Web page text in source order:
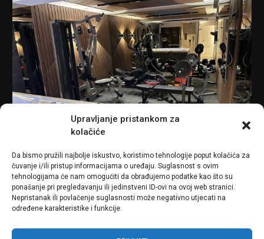
Upravljanje pristankom za
kolačiće
Da bismo pružili najbolje iskustvo, koristimo tehnologije poput kolačića za
čuvanje i/ili pristup informacijama o uređaju. Suglasnost s ovim
tehnologijama će nam omogućiti da obrađujemo podatke kao što su
ponašanje pri pregledavanju ili jedinstveni ID-ovi na ovoj web stranici.
Nepristanak ili povlačenje suglasnosti može negativno utjecati na
određene karakteristike i funkcije.
InProjekti
KUĆNI GYM, ZAGREB